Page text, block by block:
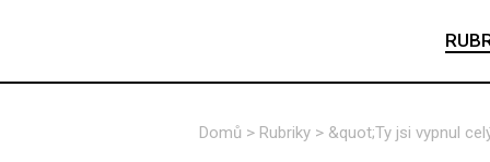
Domů > Rubriky > &quot;Ty jsi vypnul